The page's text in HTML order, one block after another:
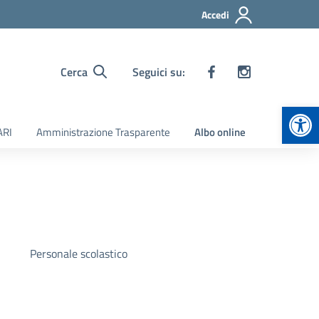
Accedi
Cerca Seguici su:
Amministrazione Trasparente Albo online
Personale scolastico